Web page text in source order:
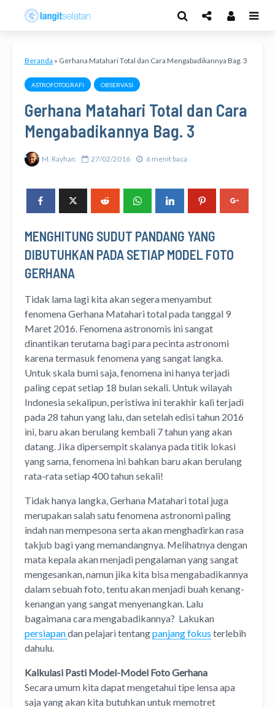
Beranda » Gerhana Matahari Total dan Cara Mengabadikannya Bag. 3
ASTROFOTOGRAFI OBSERVASI
Gerhana Matahari Total dan Cara
Mengabadikannya Bag. 3
M. Rayhan 27/02/2016 6 menit baca
MENGHITUNG SUDUT PANDANG YANG
DIBUTUHKAN PADA SETIAP MODEL FOTO
GERHANA
Tidak lama lagi kita akan segera menyambut
fenomena Gerhana Matahari total pada tanggal 9
Maret 2016. Fenomena astronomis ini sangat
dinantikan terutama bagi para pecinta astronomi
karena termasuk fenomena yang sangat langka.
Untuk skala bumi saja, fenomena ini hanya terjadi
paling cepat setiap 18 bulan sekali. Untuk wilayah
Indonesia sekalipun, peristiwa ini terakhir kali terjadi
pada 28 tahun yang lalu, dan setelah edisi tahun 2016
ini, baru akan berulang kembali 7 tahun yang akan
datang. Jika dipersempit skalanya pada titik lokasi
yang sama, fenomena ini bahkan baru akan berulang
rata-rata setiap 400 tahun sekali!
Tidak hanya langka, Gerhana Matahari total juga
merupakan salah satu fenomena astronomi paling
indah nan mempesona serta akan menghadirkan rasa
takjub bagi yang memandangnya. Melihatnya dengan
mata kepala akan menjadi pengalaman yang sangat
mengesankan, namun jika kita bisa mengabadikannya
dalam sebuah foto, tentu akan menjadi buah kenang-
kenangan yang sangat menyenangkan. Lalu
bagaimana cara mengabadikannya? Lakukan
persiapandan pelajari tentangpanjang fokus terlebih
dahulu.
Kalkulasi Pasti Model-Model Foto Gerhana
Secara umum kita dapat mengetahui tipe lensa apa
saja yang akan kita butuhkan untuk memotret